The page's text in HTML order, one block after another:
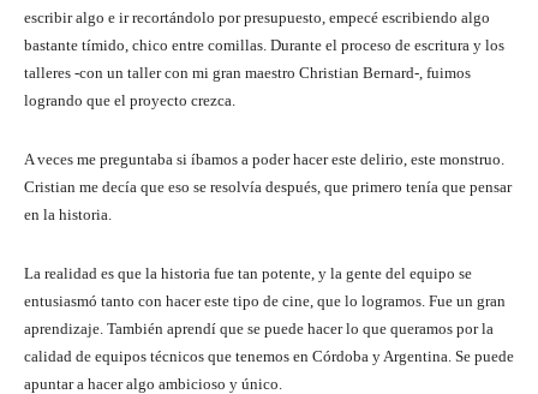
escribir algo e ir recortándolo por presupuesto, empecé escribiendo algo
bastante tímido, chico entre comillas. Durante el proceso de escritura y los
talleres -con un taller con mi gran maestro Christian Bernard-, fuimos
logrando que el proyecto crezca.
A veces me preguntaba si íbamos a poder hacer este delirio, este monstruo.
Cristian me decía que eso se resolvía después, que primero tenía que pensar
en la historia.
La realidad es que la historia fue tan potente, y la gente del equipo se
entusiasmó tanto con hacer este tipo de cine, que lo logramos. Fue un gran
aprendizaje. También aprendí que se puede hacer lo que queramos por la
calidad de equipos técnicos que tenemos en Córdoba y Argentina. Se puede
apuntar a hacer algo ambicioso y único.